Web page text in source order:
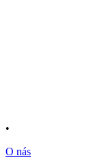
•
O nás